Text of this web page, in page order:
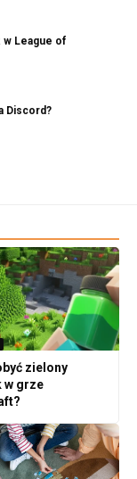
w League of
Discord?
zielony
w grze